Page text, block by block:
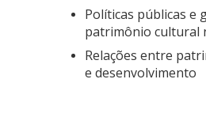
Políticas públicas e
patrimônio cultural
Relações entre
e desenvolvimento